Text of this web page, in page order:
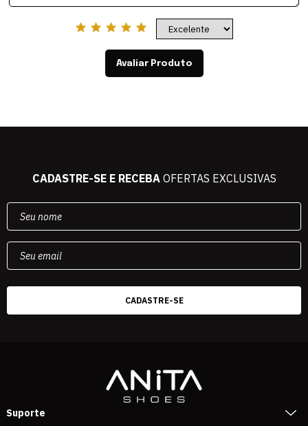
Avaliar Produto
CADASTRE-SE E RECEBAOFERTAS EXCLUSIVAS
Suporte